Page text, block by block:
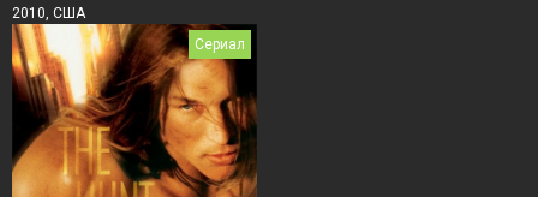
2010, США
Сериал